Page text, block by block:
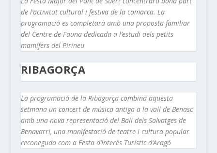
de l’activitat cultural i festiva de la comarca. La
programació es completarà amb una proposta familiar
del Centre de Fauna dedicada a l’estudi dels petits
mamífers del Pirineu
RIBAGORÇA
La programació de la Ribagorça combina aquesta
setmana un concert de música antiga a la vall de Benasc
amb una nova representació del Ball dels Salvatges de
Benavarri, una manifestació de teatre i cultura popular
reconeguda com a Festa d’Interès Turístic d’Aragó